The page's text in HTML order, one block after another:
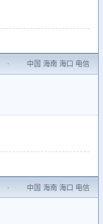
· 中国 海南 海口 电信
· 中国 海南 海口 电信